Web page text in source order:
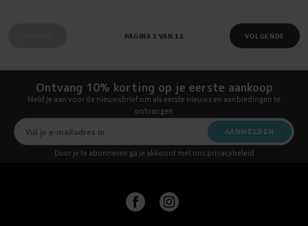
PAGINA 1 VAN 12 VOLGENDE
Ontvang 10% korting op je eerste aankoop
Meld je aan voor de nieuwsbrief om als eerste nieuws en aanbiedingen te
ontvangen
AANMELDEN
Door je te abonneren ga je akkoord met ons privacybeleid